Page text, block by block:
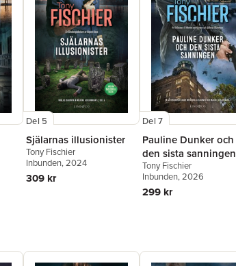
Del 5
Själarnas illusionister
Tony Fischier
Inbunden, 2024
309 kr
Del 7
Pauline Dunker och
den sista sanningen
Tony Fischier
Inbunden, 2026
299 kr